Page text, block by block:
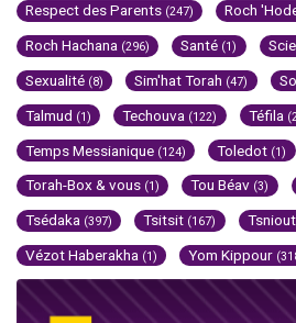
Respect des Parents (247) Roch
Roch Hachana (296) Santé (1)
Sexualité (8) Sim'hat Torah (47)
Talmud (1) Techouva (122) Téfila
Temps Messianique (124) Toledot (1)
Torah-Box & vous (1) Tou Béav (3)
Tsédaka (397) Tsitsit (167) Tsniout
Vézot Haberakha (1) Yom Kippour